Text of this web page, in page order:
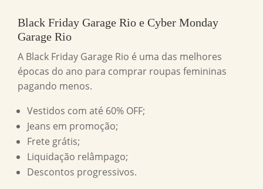
Black Friday Garage Rio e Cyber Monday
Garage Rio
A Black Friday Garage Rio é uma das melhores
épocas do ano para comprar roupas femininas
pagando menos.
Vestidos com até 60% OFF;
Jeans em promoção;
Frete grátis;
Liquidação relâmpago;
Descontos progressivos.